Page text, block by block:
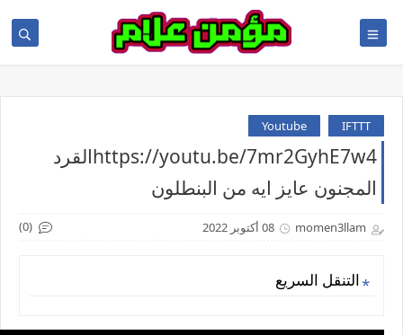
IFTTT
Youtube
https://youtu.be/7mr2GyhE7w4القرد
المجنون عايز ايه من البنطلون
momen3llam 08 أكتوبر 2022 (0)
التنقل السريع